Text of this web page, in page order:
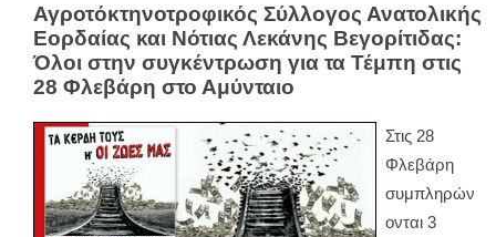
Αγροτόκτηνοτροφικός Σύλλογος Ανατολικής
Εορδαίας και Νότιας Λεκάνης Βεγορίτιδας:
Όλοι στην συγκέντρωση για τα Τέμπη στις
28 Φλεβάρη στο Αμύνταιο
Στις 28
Φλεβάρη
συμπληρών
ονται 3